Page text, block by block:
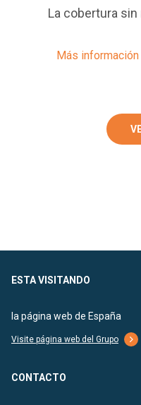
La cobertura
Más información
ESTA VISITANDO
la página web de España
Visite página web del Grupo
CONTACTO